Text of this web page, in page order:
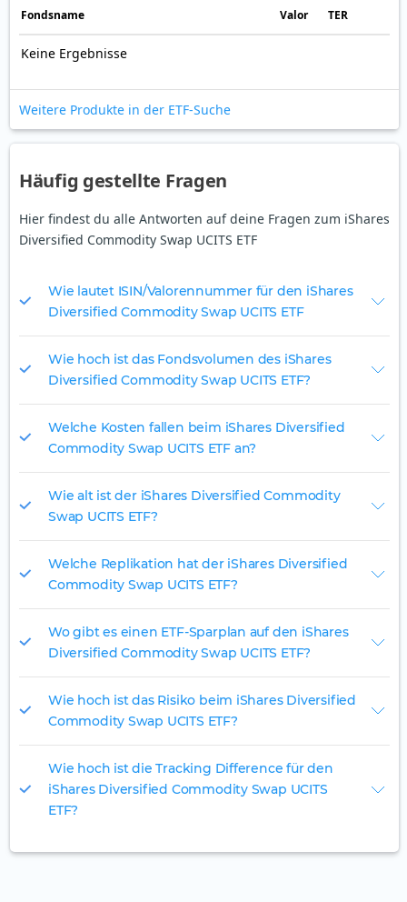
Fonds­name Valor TER
Keine Ergebnisse
Weitere Produkte in der ETF-Suche
Häufig gestellte Fragen
Hier findest du alle Antworten auf deine Fragen zum iShares
Diversified Commodity Swap UCITS ETF
Wie lautet ISIN/Valorennummer für den iShares
Diversified Commodity Swap UCITS ETF
Wie hoch ist das Fondsvolumen des iShares
Diversified Commodity Swap UCITS ETF?
Welche Kosten fallen beim iShares Diversified
Commodity Swap UCITS ETF an?
Wie alt ist der iShares Diversified Commodity
Swap UCITS ETF?
Welche Replikation hat der iShares Diversified
Commodity Swap UCITS ETF?
Wo gibt es einen ETF-Sparplan auf den iShares
Diversified Commodity Swap UCITS ETF?
Wie hoch ist das Risiko beim iShares Diversified
Commodity Swap UCITS ETF?
Wie hoch ist die Tracking Difference für den
iShares Diversified Commodity Swap UCITS
ETF?